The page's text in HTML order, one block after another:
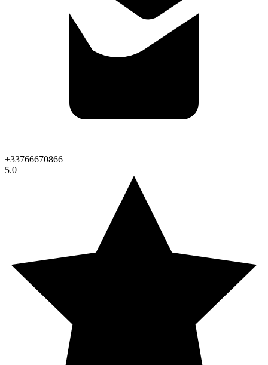
+33766670866
5.0